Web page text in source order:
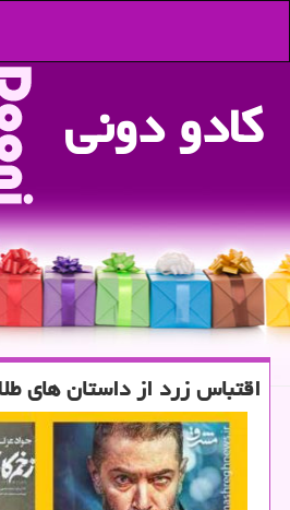
كادو دونی
اقتباس زرد از داستان های